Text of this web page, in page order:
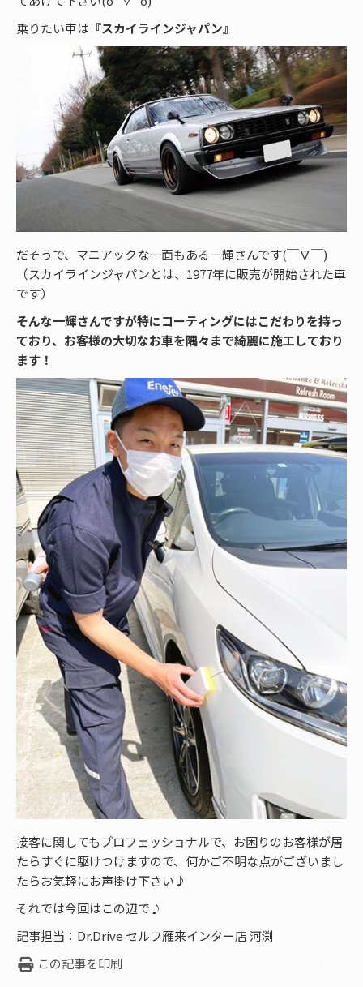
乗りたい車は 『スカイラインジャパン』
だそうで、マニアックな一面もある一輝さんです(￣∇￣)
（スカイラインジャパンとは、1977年に販売が開始された車
です）
そんな一輝さんですが特にコーティングにはこだわりを持っ
ており、お客様の大切なお車を隅々まで綺麗に施工しており
ます！
接客に関してもプロフェッショナルで、お困りのお客様が居
たらすぐに駆けつけますので、何かご不明な点がございまし
たらお気軽にお声掛け下さい♪
それでは今回はこの辺で♪
記事担当：Dr.Drive セルフ雁来インター店 河渕
この記事を印刷